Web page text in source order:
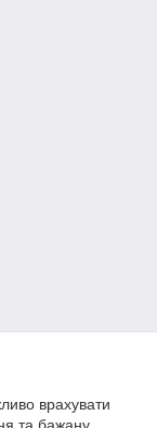
врахувати
та бажану